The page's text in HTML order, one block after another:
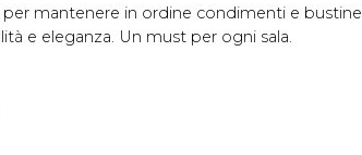
mantenere in ordine condimenti e bustine,
e eleganza. Un must per ogni sala.